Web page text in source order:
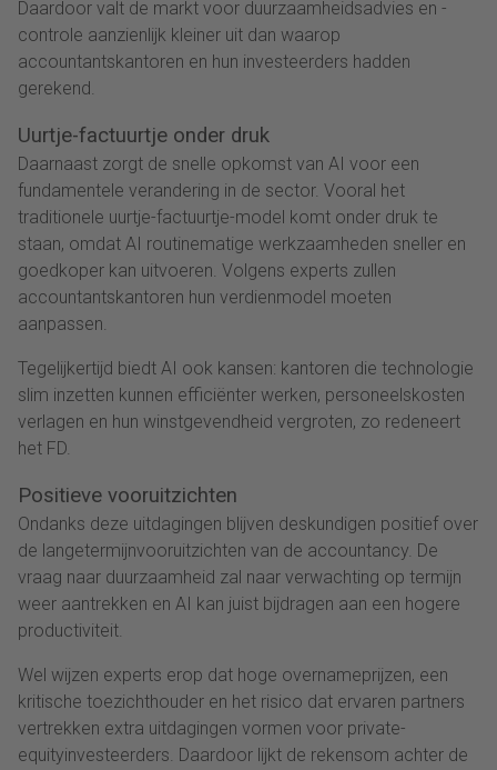
Daardoor valt de markt voor duurzaamheidsadvies en -
controle aanzienlijk kleiner uit dan waarop
accountantskantoren en hun investeerders hadden
gerekend.
Uurtje-factuurtje onder druk
Daarnaast zorgt de snelle opkomst van AI voor een
fundamentele verandering in de sector. Vooral het
traditionele uurtje-factuurtje-model komt onder druk te
staan, omdat AI routinematige werkzaamheden sneller en
goedkoper kan uitvoeren. Volgens experts zullen
accountantskantoren hun verdienmodel moeten
aanpassen.
Tegelijkertijd biedt AI ook kansen: kantoren die technologie
slim inzetten kunnen efficiënter werken, personeelskosten
verlagen en hun winstgevendheid vergroten, zo redeneert
het FD.
Positieve vooruitzichten
Ondanks deze uitdagingen blijven deskundigen positief over
de langetermijnvooruitzichten van de accountancy. De
vraag naar duurzaamheid zal naar verwachting op termijn
weer aantrekken en AI kan juist bijdragen aan een hogere
productiviteit.
Wel wijzen experts erop dat hoge overnameprijzen, een
kritische toezichthouder en het risico dat ervaren partners
vertrekken extra uitdagingen vormen voor private-
equityinvesteerders. Daardoor lijkt de rekensom achter de